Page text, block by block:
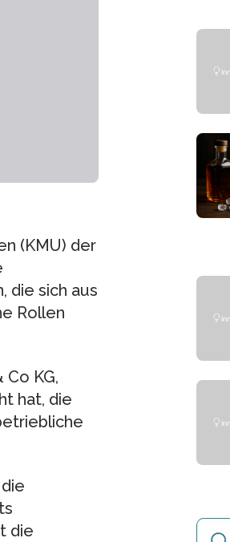
(KMU) der
die sich aus
Rollen
KG,
hat, die
die